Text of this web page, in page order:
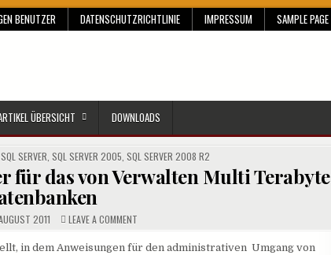
BENUTZER DATENSCHUTZRICHTLINIE IMPRESSUM SAMPLE PAGE
ÜBERSICHT DOWNLOADS
SQL SERVER SQL SERVER 2005 SQL SERVER 2008 R2
für das von Verwalten Multi Terabyte
2011 LEAVE A COMMENTON
–
in dem Anweisungen für den administrativen Umgang von